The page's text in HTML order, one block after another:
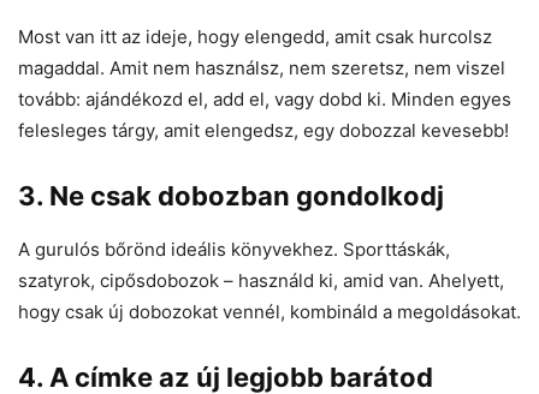
Most van itt az ideje, hogy elengedd, amit csak hurcolsz
magaddal. Amit nem használsz, nem szeretsz, nem viszel
tovább: ajándékozd el, add el, vagy dobd ki. Minden egyes
felesleges tárgy, amit elengedsz, egy dobozzal kevesebb!
3. Ne csak dobozban gondolkodj
A gurulós bőrönd ideális könyvekhez. Sporttáskák,
szatyrok, cipősdobozok – használd ki, amid van. Ahelyett,
hogy csak új dobozokat vennél, kombináld a megoldásokat.
4. A címke az új legjobb barátod